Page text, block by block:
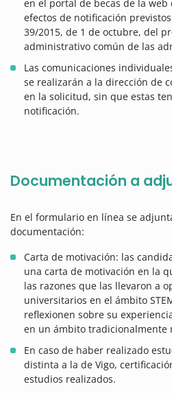
en el portal de becas de la
efectos de notificación
39/2015, de 1 de octubre, del
administrativo común de las
Las comunicaciones
se realizarán a la dirección de
en la solicitud, sin que estas
notificación.
Documentación a
En el formulario en línea se
documentación:
Carta de motivación: las
una carta de motivación en la
las razones que las llevaron a
universitarios en el ámbito
reflexionen sobre su
en un ámbito tradicionalmente
En caso de haber realizado
distinta a la de Vigo,
estudios realizados.